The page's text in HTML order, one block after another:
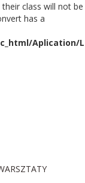
class will not be
has a
Aplication/